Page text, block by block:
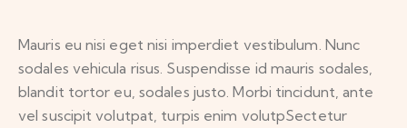
Mauris eu nisi eget nisi imperdiet vestibulum. Nunc
sodales vehicula risus. Suspendisse id mauris sodales,
blandit tortor eu, sodales justo. Morbi tincidunt, ante
vel suscipit volutpat, turpis enim volutpSectetur